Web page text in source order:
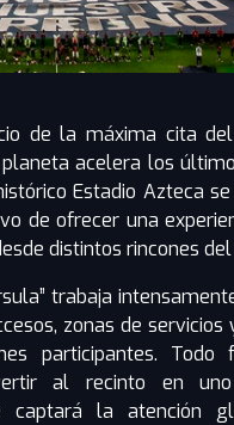
de la máxima cita
acelera los
Estadio Azteca
de ofrecer una
distintos rincones
trabaja
zonas de servicios
participantes. Todo
al recinto en
captará la atención